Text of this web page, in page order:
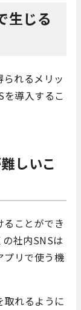
生じる
れるメリッ
を導入するこ
しいこ
ことができ
社内SNSは
プリで使う機
取れるように